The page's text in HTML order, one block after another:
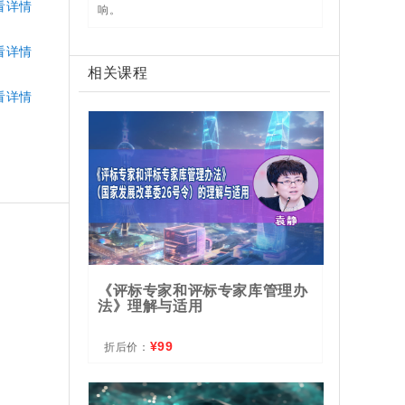
详情
详情
详情
响。
相关课程
《评标专家和评标专家库管理办
法》理解与适用
折后价： ¥99